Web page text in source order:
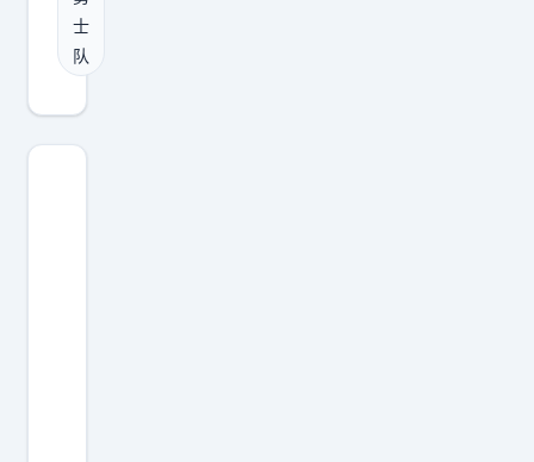
眉
的
球
队
成
，
只
乔
丹
那
年
不
锁
死
除
非
8
万
记
者
B
r
士
队